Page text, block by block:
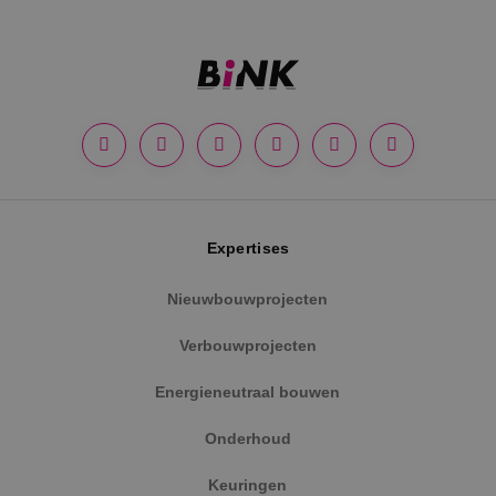
Expertises
Nieuwbouwprojecten
Verbouwprojecten
Energieneutraal bouwen
Onderhoud
Keuringen
.youtube.com